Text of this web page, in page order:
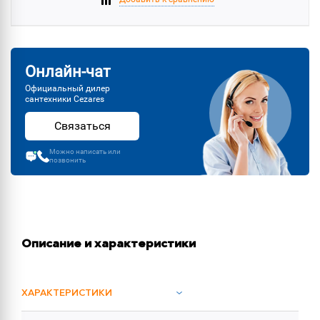
Онлайн-чат
Официальный дилер
сантехники Cezares
Связаться
Можно написать или
позвонить
Описание и характеристики
ХАРАКТЕРИСТИКИ